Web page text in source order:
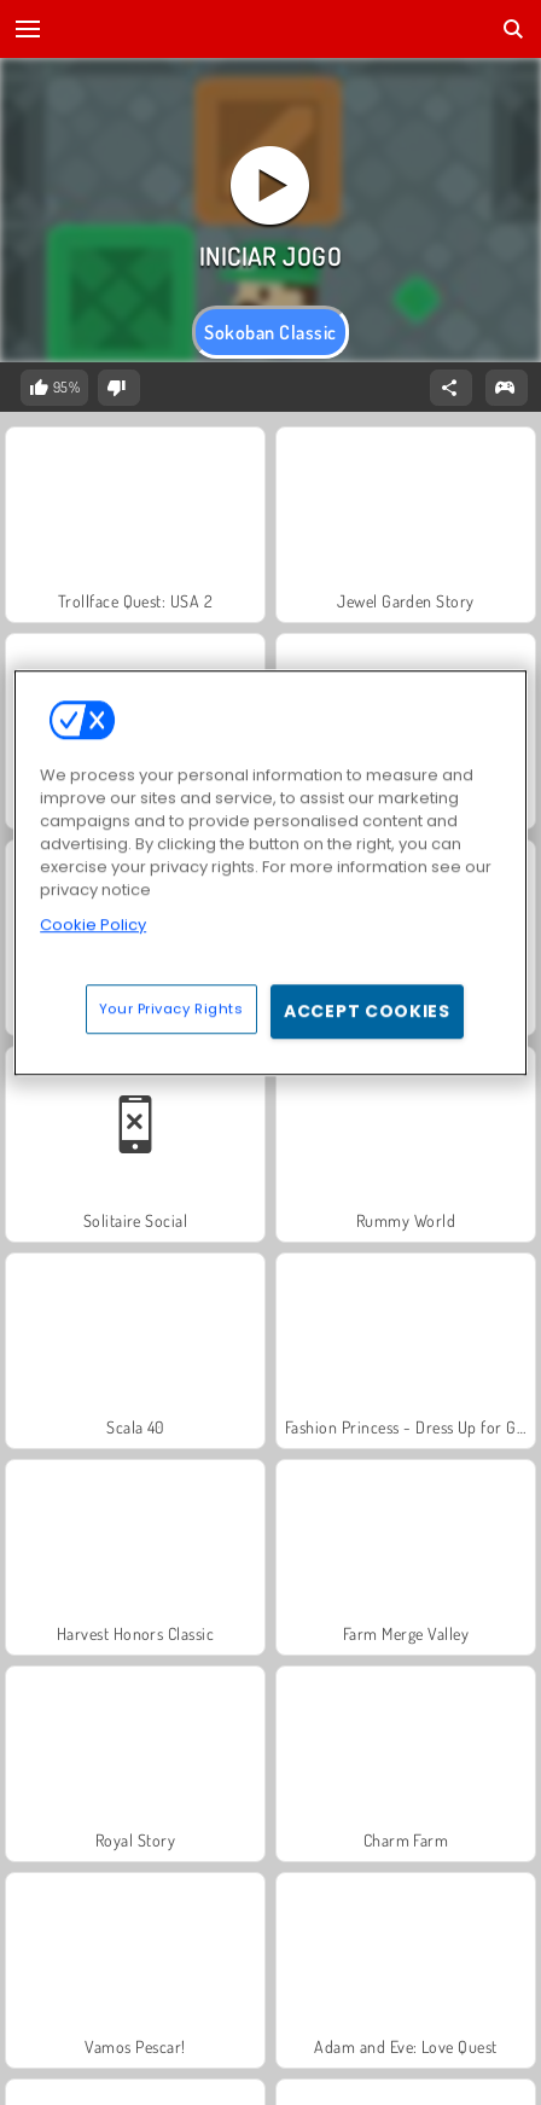
Sokoban Classic
95%
Trollface Quest: USA 2 Jewel Garden Story
Juice Merge Grand Mahjong Connect
Masha and the Bear: Meadows Heroes of Myths
Solitaire Social Rummy World
Scala 40
Harvest Honors Classic Farm Merge Valley
Royal Story Charm Farm
Vamos Pescar! Adam and Eve: Love Quest
We process your personal information to measure and
improve our sites and service, to assist our marketing
campaigns and to provide personalised content and
advertising. By clicking the button on the right, you can
exercise your privacy rights. For more information see our
privacy notice
Cookie Policy
Your Privacy Rights ACCEPT COOKIES